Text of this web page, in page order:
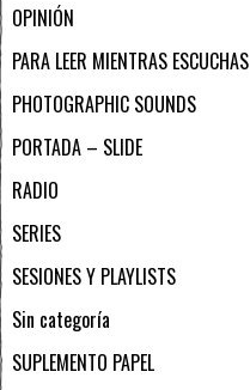
OPINIÓN
PARA LEER MIENTRAS ESCUCHAS
PHOTOGRAPHIC SOUNDS
PORTADA – SLIDE
RADIO
SERIES
SESIONES Y PLAYLISTS
Sin categoría
SUPLEMENTO PAPEL